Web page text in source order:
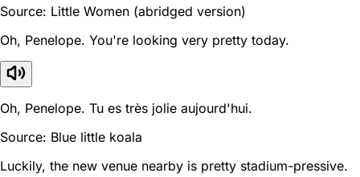
Source: Little Women (abridged version)
Oh, Penelope. You're looking very pretty today.
Oh, Penelope. Tu es très jolie aujourd'hui.
Source: Blue little koala
Luckily, the new venue nearby is pretty stadium-pressive.